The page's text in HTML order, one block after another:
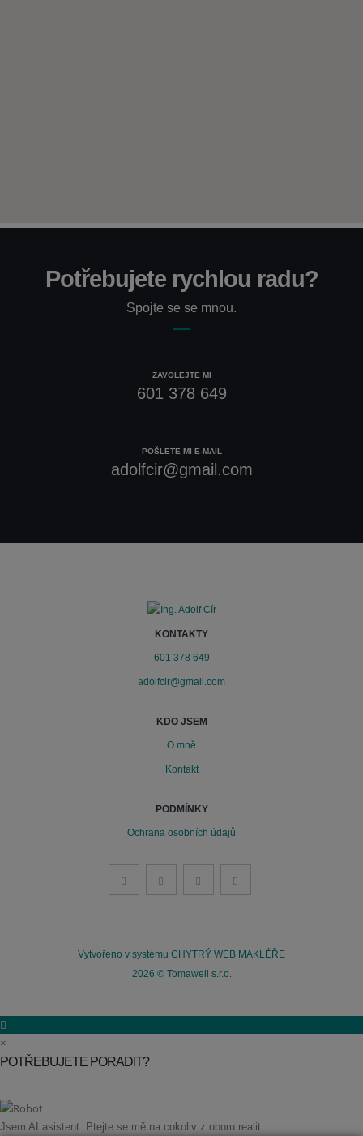
Potřebujete rychlou radu?
Spojte se se mnou.
ZAVOLEJTE MI
601 378 649
POŠLETE MI E-MAIL
adolfcir@gmail.com
KONTAKTY
601 378 649
adolfcir@gmail.com
KDO JSEM
O mně
Kontakt
PODMÍNKY
Ochrana osobních údajů
Vytvořeno v systému CHYTRÝ WEB MAKLÉŘE
2026 © Tomawell s.r.o.
×
POTŘEBUJETE PORADIT?
Jsem AI asistent. Ptejte se mě na cokoliv z oboru realit.